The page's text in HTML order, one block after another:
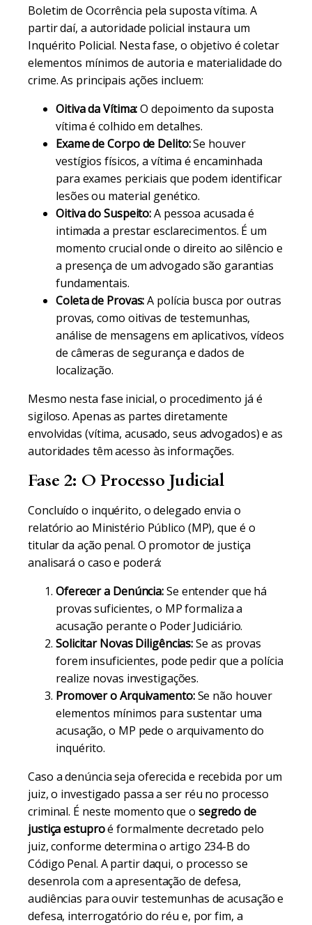
Boletim de Ocorrência pela suposta vítima. A
partir daí, a autoridade policial instaura um
Inquérito Policial. Nesta fase, o objetivo é coletar
elementos mínimos de autoria e materialidade do
crime. As principais ações incluem:
Oitiva da Vítima:O depoimento da suposta
vítima é colhido em detalhes.
Exame de Corpo de Delito:Se houver
vestígios físicos, a vítima é encaminhada
para exames periciais que podem identificar
lesões ou material genético.
Oitiva do Suspeito:A pessoa acusada é
intimada a prestar esclarecimentos. É um
momento crucial onde o direito ao silêncio e
a presença de um advogado são garantias
fundamentais.
Coleta de Provas:A polícia busca por outras
provas, como oitivas de testemunhas,
análise de mensagens em aplicativos, vídeos
de câmeras de segurança e dados de
localização.
Mesmo nesta fase inicial, o procedimento já é
sigiloso. Apenas as partes diretamente
envolvidas (vítima, acusado, seus advogados) e as
autoridades têm acesso às informações.
Fase 2: O Processo Judicial
Concluído o inquérito, o delegado envia o
relatório ao Ministério Público (MP), que é o
titular da ação penal. O promotor de justiça
analisará o caso e poderá:
Oferecer a Denúncia:Se entender que há
provas suficientes, o MP formaliza a
acusação perante o Poder Judiciário.
Solicitar Novas Diligências:Se as provas
forem insuficientes, pode pedir que a polícia
realize novas investigações.
Promover o Arquivamento:Se não houver
elementos mínimos para sustentar uma
acusação, o MP pede o arquivamento do
inquérito.
Caso a denúncia seja oferecida e recebida por um
juiz, o investigado passa a ser réu no processo
criminal. É neste momento que o segredo de
justiça estuproé formalmente decretado pelo
juiz, conforme determina o artigo 234-B do
Código Penal. A partir daqui, o processo se
desenrola com a apresentação de defesa,
audiências para ouvir testemunhas de acusação e
defesa, interrogatório do réu e, por fim, a